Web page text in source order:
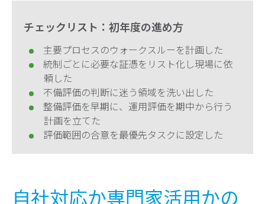
チェックリスト：初年度の進め方
主要プロセスのウォークスルーを計画した
統制ごとに必要な証憑をリスト化し現場に依
頼した
不備評価の判断に迷う領域を洗い出した
整備評価を早期に、運用評価を期中から行う
計画を立てた
評価範囲の合意を最優先タスクに設定した
自社対応か専門家活用かの